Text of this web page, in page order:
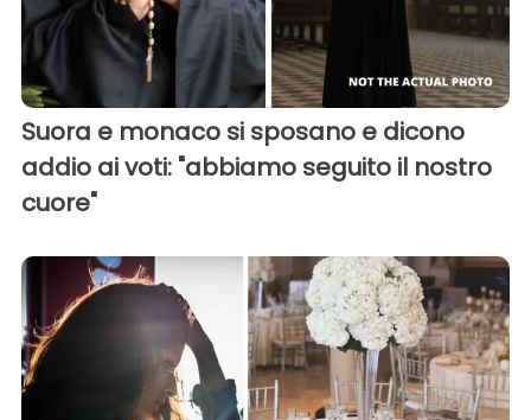
Suora e monaco si sposano e dicono
addio ai voti: "abbiamo seguito il nostro
cuore"